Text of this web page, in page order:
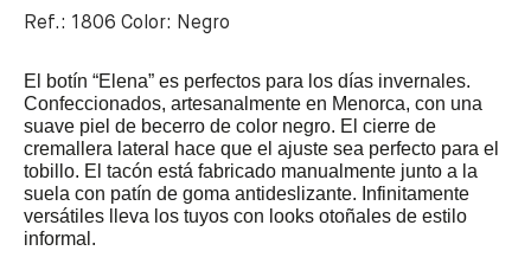
Ref.: 1806 Color: Negro
El botín “Elena” es perfectos para los días invernales.
Confeccionados, artesanalmente en Menorca, con una
suave piel de becerro de color negro. El cierre de
cremallera lateral hace que el ajuste sea perfecto para el
tobillo. El tacón está fabricado manualmente junto a la
suela con patín de goma antideslizante. Infinitamente
versátiles lleva los tuyos con looks otoñales de estilo
informal.